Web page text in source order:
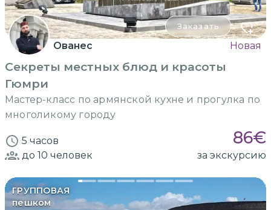
Заказать
Ованес Новая
Секреты местных блюд и красоты
Гюмри
Мастер-класс по армянской кухне и прогулка по
многоликому городу
5 часов 86€
до 10 человек за экскурсию
ГРУППОВАЯ
пешком